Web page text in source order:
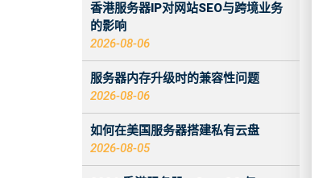
香港服务器IP对网站SEO与跨境业务
的影响
2026-08-06
服务器内存升级时的兼容性问题
2026-08-06
如何在美国服务器搭建私有云盘
2026-08-05